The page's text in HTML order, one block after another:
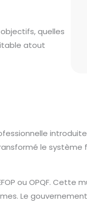
quelles
atout
le
ou OPQF. Cette
Le